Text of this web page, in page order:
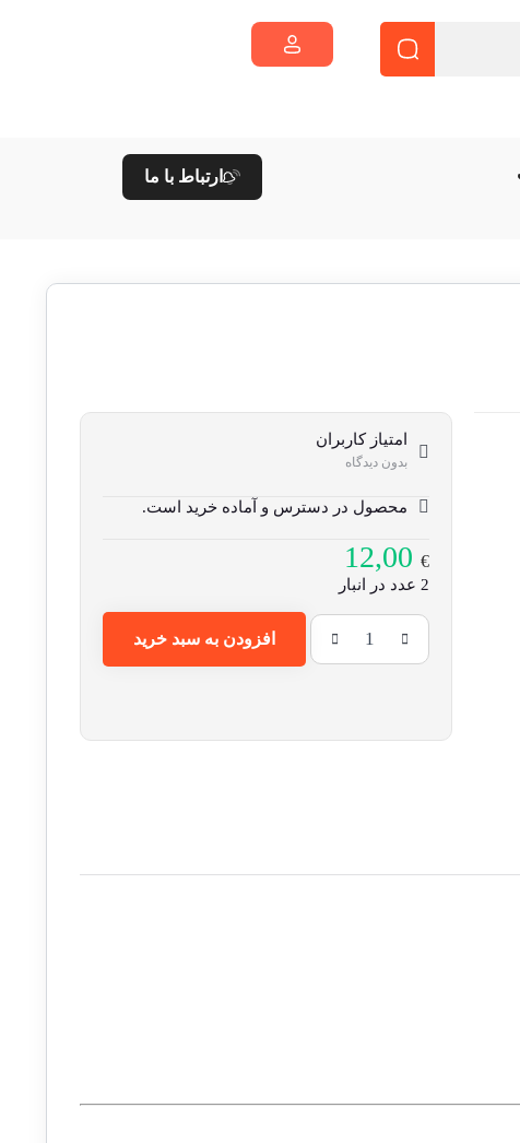
ارتباط با ما
امتیاز کاربران
بدون دیدگاه
محصول در دسترس و آماده خرید است.
12,00€
2 عدد در انبار
افزودن به سبد خرید